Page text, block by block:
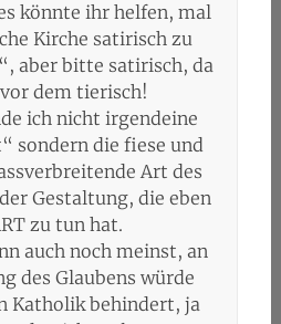
könnte ihr helfen, mal
Kirche satirisch zu
aber bitte satirisch, da
dem tierisch!
ich nicht irgendeine
sondern die fiese und
Art des
Gestaltung, die eben
zu tun hat.
auch noch meinst, an
des Glaubens würde
Katholik behindert, ja